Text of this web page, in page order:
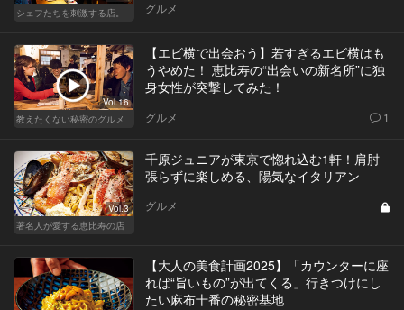
シェフたちを刺激する店。
グルメ
Vol.16
教えたくない秘密のグルメ
【エビ横で出会おう】若すぎるエビ横はも
うやめた！ 恵比寿の“出会いの新名所”に独
身女性が突撃してみた！
グルメ 1
Vol.3
著名人が愛する恵比寿の店
千原ジュニアが東京で惚れ込む1軒！肩肘
張らずに楽しめる、陽気なイタリアン
グルメ
【大人の美食計画2025】「カウンターに座
れば“旨いもの”が出てくる」行きつけにし
たい麻布十番の秘密基地